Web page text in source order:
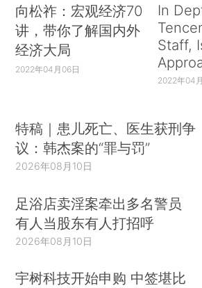
向松祚：宏观经济70
讲，带你了解国内外
经济大局
2022年04月06日
In
Staff,
2022年04
特稿｜患儿死亡、医生获刑争
议：韩杰案的“罪与罚”
2026年08月10日
足浴店卖淫案牵出多名警员
有人当股东有人打招呼
2026年08月10日
宇树科技开始申购 中签堪比